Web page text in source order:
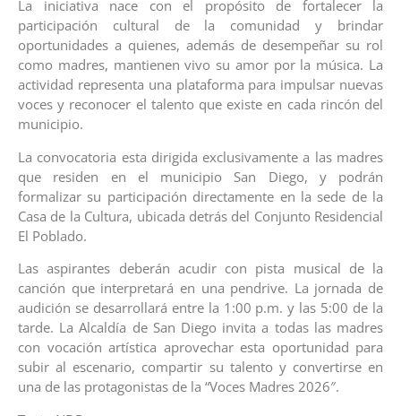
La iniciativa nace con el propósito de fortalecer la
participación cultural de la comunidad y brindar
oportunidades a quienes, además de desempeñar su rol
como madres, mantienen vivo su amor por la música. La
actividad representa una plataforma para impulsar nuevas
voces y reconocer el talento que existe en cada rincón del
municipio.
La convocatoria esta dirigida exclusivamente a las madres
que residen en el municipio San Diego, y podrán
formalizar su participación directamente en la sede de la
Casa de la Cultura, ubicada detrás del Conjunto Residencial
El Poblado.
Las aspirantes deberán acudir con pista musical de la
canción que interpretará en una pendrive. La jornada de
audición se desarrollará entre la 1:00 p.m. y las 5:00 de la
tarde. La Alcaldía de San Diego invita a todas las madres
con vocación artística aprovechar esta oportunidad para
subir al escenario, compartir su talento y convertirse en
una de las protagonistas de la “Voces Madres 2026″.